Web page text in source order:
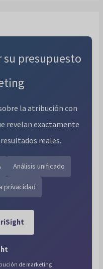
su presupuesto
la atribución con
revelan exactamente
reales.
Análisis unificado
privacidad
de marketing